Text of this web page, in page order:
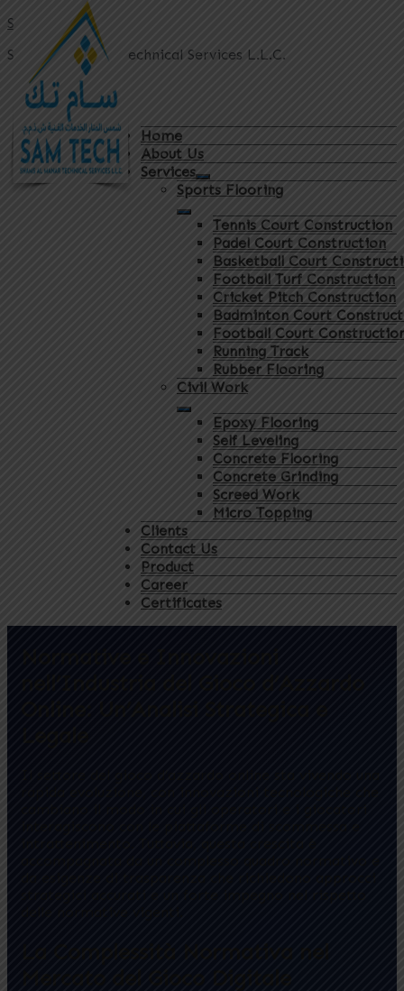
Sam Tech
Shams Al Manar Technical Services L.L.C.
Home
About Us
Services
Sports Flooring
Tennis Court Construction
Padel Court Construction
Basketball Court
Football Turf Construction
Cricket Pitch Construction
Badminton Court
Football Court
Running Track
Rubber Flooring
Civil Work
Epoxy Flooring
Self Leveling
Concrete Flooring
Concrete Grinding
Screed Work
Micro Topping
Clients
Contact Us
Product
Career
Certificates